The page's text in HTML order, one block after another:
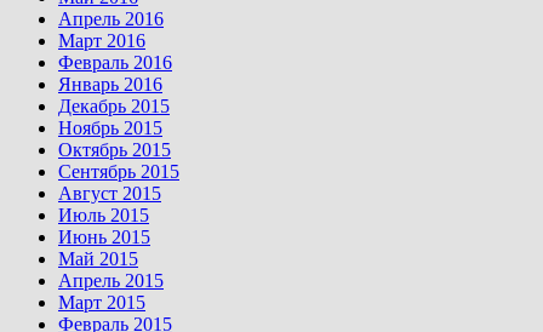
Апрель 2016
Март 2016
Февраль 2016
Январь 2016
Декабрь 2015
Ноябрь 2015
Октябрь 2015
Сентябрь 2015
Август 2015
Июль 2015
Июнь 2015
Май 2015
Апрель 2015
Март 2015
Февраль 2015